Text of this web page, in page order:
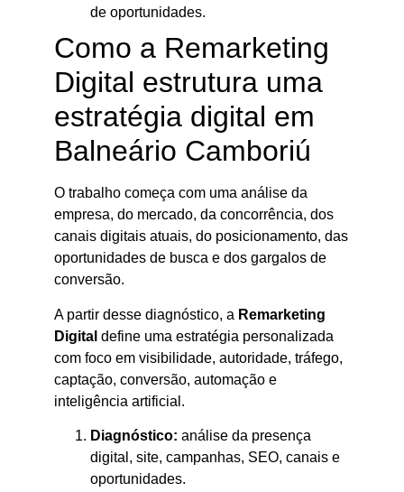
de oportunidades.
Como a Remarketing
Digital estrutura uma
estratégia digital em
Balneário Camboriú
O trabalho começa com uma análise da
empresa, do mercado, da concorrência, dos
canais digitais atuais, do posicionamento, das
oportunidades de busca e dos gargalos de
conversão.
A partir desse diagnóstico, a Remarketing
Digital define uma estratégia personalizada
com foco em visibilidade, autoridade, tráfego,
captação, conversão, automação e
inteligência artificial.
Diagnóstico: análise da presença
digital, site, campanhas, SEO, canais e
oportunidades.